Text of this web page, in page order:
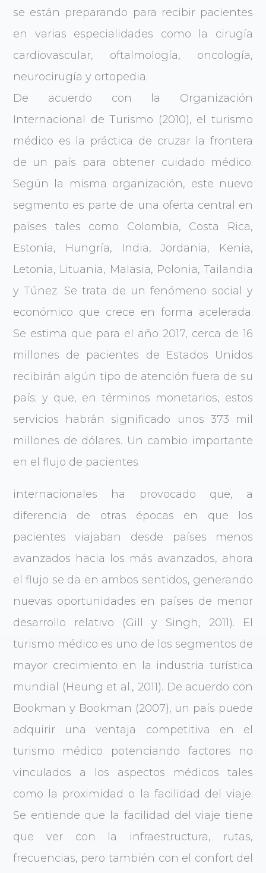
se están preparando para recibir pacientes
en varias especialidades como la cirugía
cardiovascular, oftalmología, oncología,
neurocirugía y ortopedia.
De acuerdo con la Organización
Internacional de Turismo (2010), el turismo
médico es la práctica de cruzar la frontera
de un país para obtener cuidado médico.
Según la misma organización, este nuevo
segmento es parte de una oferta central en
países tales como Colombia, Costa Rica,
Estonia, Hungría, India, Jordania, Kenia,
Letonia, Lituania, Malasia, Polonia, Tailandia
y Túnez. Se trata de un fenómeno social y
económico que crece en forma acelerada.
Se estima que para el año 2017, cerca de 16
millones de pacientes de Estados Unidos
recibirán algún tipo de atención fuera de su
país; y que, en términos monetarios, estos
servicios habrán significado unos 373 mil
millones de dólares. Un cambio importante
en el flujo de pacientes
internacionales ha provocado que, a
diferencia de otras épocas en que los
pacientes viajaban desde países menos
avanzados hacia los más avanzados, ahora
el flujo se da en ambos sentidos, generando
nuevas oportunidades en países de menor
desarrollo relativo (Gill y Singh, 2011). El
turismo médico es uno de los segmentos de
mayor crecimiento en la industria turística
mundial (Heung et al., 2011). De acuerdo con
Bookman y Bookman (2007), un país puede
adquirir una ventaja competitiva en el
turismo médico potenciando factores no
vinculados a los aspectos médicos tales
como la proximidad o la facilidad del viaje.
Se entiende que la facilidad del viaje tiene
que ver con la infraestructura, rutas,
frecuencias, pero también con el confort del